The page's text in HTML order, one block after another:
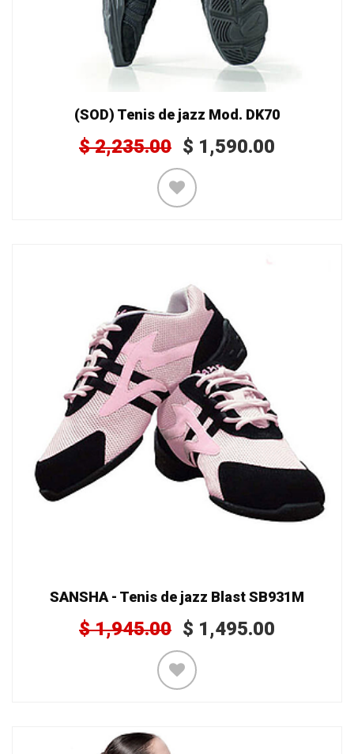
(SOD) Tenis de jazz Mod. DK70
$2,235.00 $ 1,590.00
SANSHA - Tenis de jazz Blast SB931M
$1,945.00 $ 1,495.00